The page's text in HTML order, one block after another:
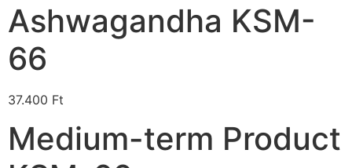
Ashwagandha KSM-
66
37.400 Ft
Medium-term Product